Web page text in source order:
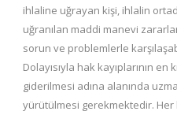
ihlaline uğrayan kişi, ihlalin
uğranılan maddi manevi
sorun ve problemlerle
Dolayısıyla hak kayıplarının
giderilmesi adına alanında
yürütülmesi gerekmektedir.